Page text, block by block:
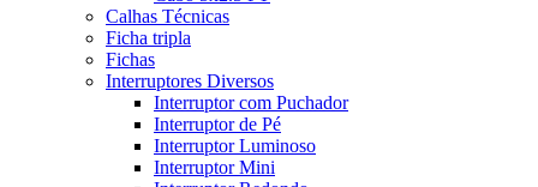
Calhas Técnicas
Ficha tripla
Fichas
Interruptores Diversos
Interruptor com Puchador
Interruptor de Pé
Interruptor Luminoso
Interruptor Mini